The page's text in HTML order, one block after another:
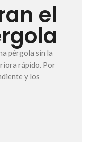
el
pérgola sin la
rápido. Por
y los